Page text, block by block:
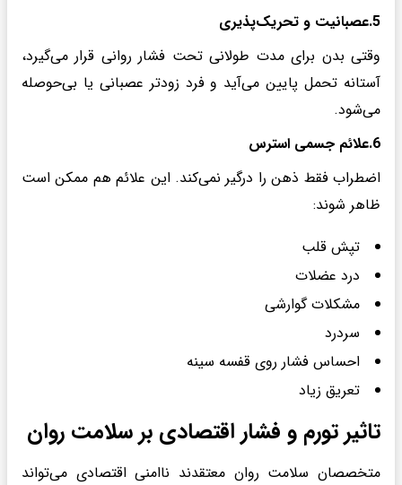
5.عصبانیت و تحریک‌پذیری
وقتی بدن برای مدت طولانی تحت فشار روانی قرار می‌گیرد،
آستانه تحمل پایین می‌آید و فرد زودتر عصبانی یا بی‌حوصله
می‌شود.
6.علائم جسمی استرس
اضطراب فقط ذهن را درگیر نمی‌کند. این علائم هم ممکن است
ظاهر شوند:
تپش قلب
درد عضلات
مشکلات گوارشی
سردرد
احساس فشار روی قفسه سینه
تعریق زیاد
تاثیر تورم و فشار اقتصادی بر سلامت روان
متخصصان سلامت روان معتقدند ناامنی اقتصادی می‌تواند